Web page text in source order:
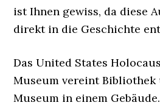
ist Ihnen gewiss, da diese
direkt in die Geschichte
Das United States
Museum vereint Bibliothek
Museum in einem